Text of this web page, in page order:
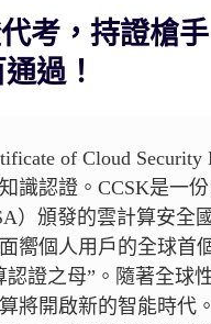
考，持證槍
過！
of Cloud Security
識認證。CCSK是一
）頒發的雲計算安全
嚮個人用戶的全球首
認證之母”。隨著全球
將開啟新的智能時代